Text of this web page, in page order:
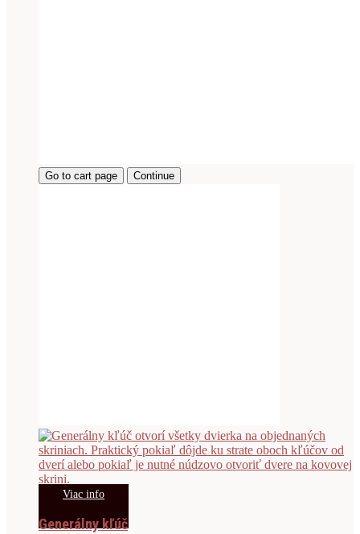
Go to cart page Continue
Viac info
Generálny kľúč